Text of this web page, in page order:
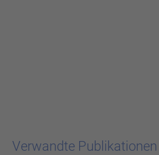
Verwandte Publikationen